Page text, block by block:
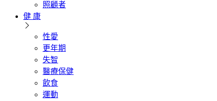
照顧者
健 康
性愛
更年期
失智
醫療保健
飲食
運動